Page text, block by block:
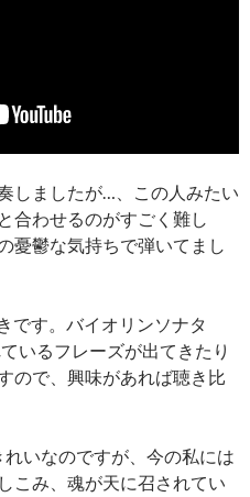
しましたが…、この人みたい
合わせるのがすごく難し
憂鬱な気持ちで弾いてまし
です。バイオリンソナタ
いるフレーズが出てきたり
ので、興味があれば聴き比
いなのですが、今の私には
こみ、魂が天に召されてい